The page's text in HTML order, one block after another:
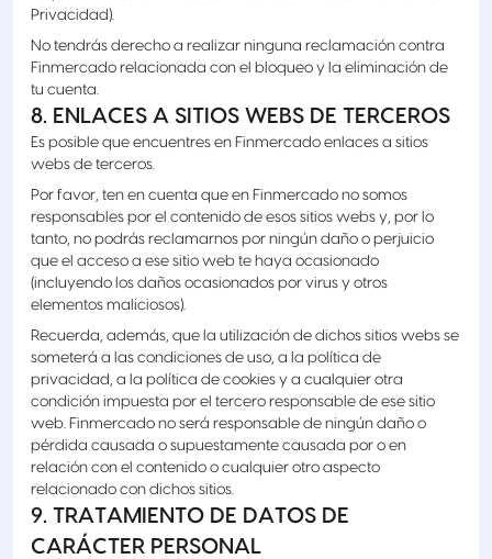
Privacidad).
No tendrás derecho a realizar ninguna reclamación contra
Finmercado relacionada con el bloqueo y la eliminación de
tu cuenta.
8. ENLACES A SITIOS WEBS DE TERCEROS
Es posible que encuentres en Finmercado enlaces a sitios
webs de terceros.
Por favor, ten en cuenta que en Finmercado no somos
responsables por el contenido de esos sitios webs y, por lo
tanto, no podrás reclamarnos por ningún daño o perjuicio
que el acceso a ese sitio web te haya ocasionado
(incluyendo los daños ocasionados por virus y otros
elementos maliciosos).
Recuerda, además, que la utilización de dichos sitios webs se
someterá a las condiciones de uso, a la política de
privacidad, a la política de cookies y a cualquier otra
condición impuesta por el tercero responsable de ese sitio
web. Finmercado no será responsable de ningún daño o
pérdida causada o supuestamente causada por o en
relación con el contenido o cualquier otro aspecto
relacionado con dichos sitios.
9. TRATAMIENTO DE DATOS DE
CARÁCTER PERSONAL